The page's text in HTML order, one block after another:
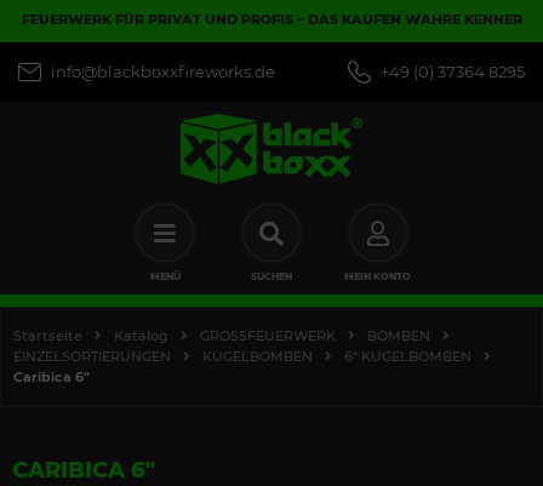
FEUERWERK FÜR PRIVAT UND PROFIS – DAS KAUFEN WAHRE KENNER
info@blackboxxfireworks.de +49 (0) 37364 8295
MENÜ SUCHEN MEIN KONTO
Startseite Katalog GROSSFEUERWERK
BOMBEN
EINZELSORTIERUNGEN
KUGELBOMBEN
6" KUGELBOMBEN
Caribica 6"
CARIBICA 6"